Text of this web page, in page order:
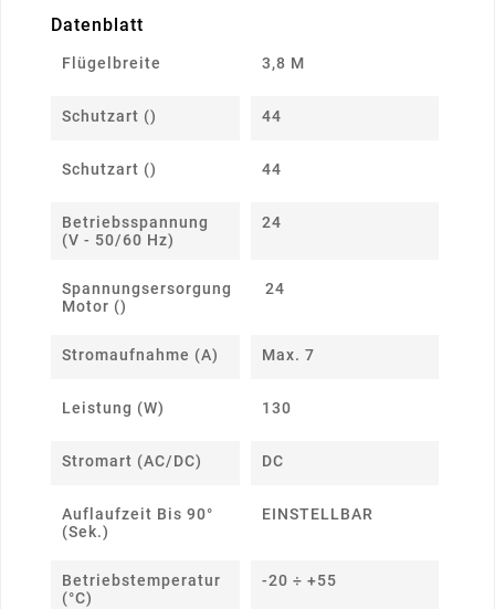
Datenblatt
Flügelbreite 3,8 M
Schutzart () 44
Schutzart () 44
Betriebsspannung
(V - 50/60 Hz)
24
Spannungsersorgung
Motor ()
24
Stromaufnahme (A) Max. 7
Leistung (W) 130
Stromart (AC/DC) DC
Auflaufzeit Bis 90°
(Sek.)
EINSTELLBAR
Betriebstemperatur
(°C)
-20 ÷ +55